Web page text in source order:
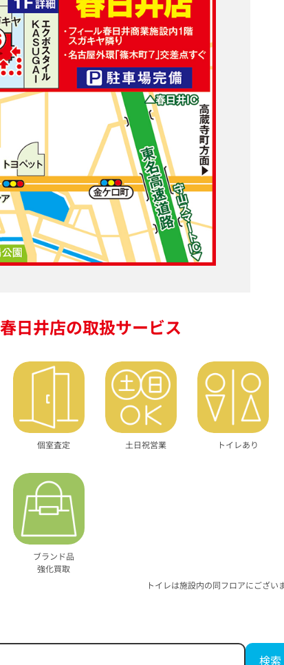
日井店の取扱サービス
個室査定 土日祝営業 トイレあり
ブランド品
強化買取
トイレは施設内の同フロアにござい